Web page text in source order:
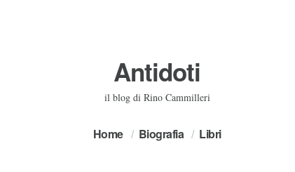
Antidoti
il blog di Rino Cammilleri
Home Biografia Libri